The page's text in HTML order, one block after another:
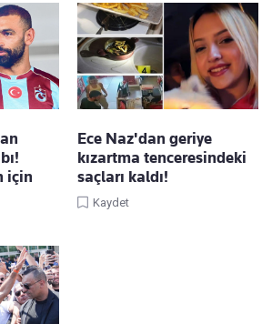
için
Ece Naz'dan geriye
kızartma tenceresindeki
saçları kaldı!
Kaydet